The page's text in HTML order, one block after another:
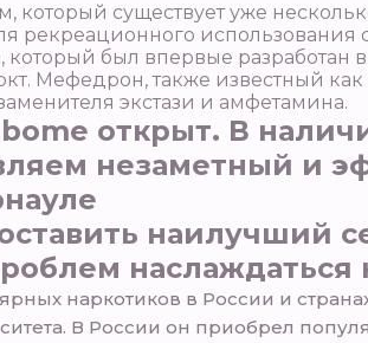
который существует уже
рекреационного использования
был впервые разработан
Мефедрон, также известный
экстази и амфетамина.
открыт. В
незаметный и
наилучший
наслаждаться
наркотиков в России и
В России он приобрел